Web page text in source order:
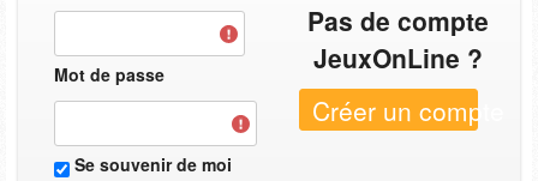
Mot de passe
Se souvenir de moi
Pas de compte
JeuxOnLine ?
Créer un compte